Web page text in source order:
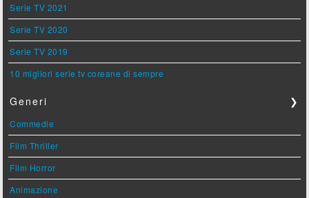
Serie TV 2021
Serie TV 2020
Serie TV 2019
10 migliori serie tv coreane di sempre
Generi ❯
Commedie
Film Thriller
Film Horror
Animazione